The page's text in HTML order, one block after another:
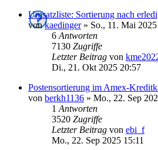
Umsatzliste: Sortierung nach
vonkaedinger» So., 11. Mai
6 Antworten
7130 Zugriffe
Letzter Beitrag von
Di., 21. Okt 2025 20:57
Postensortierung im Amex-
von berkh1136 » Mo., 22. Sep
1 Antworten
3520 Zugriffe
Letzter Beitrag von ebi_f
Mo., 22. Sep 2025 15:11